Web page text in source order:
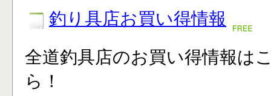
釣り具店お買い得情報
全道釣具店のお買い得情報は
ら！